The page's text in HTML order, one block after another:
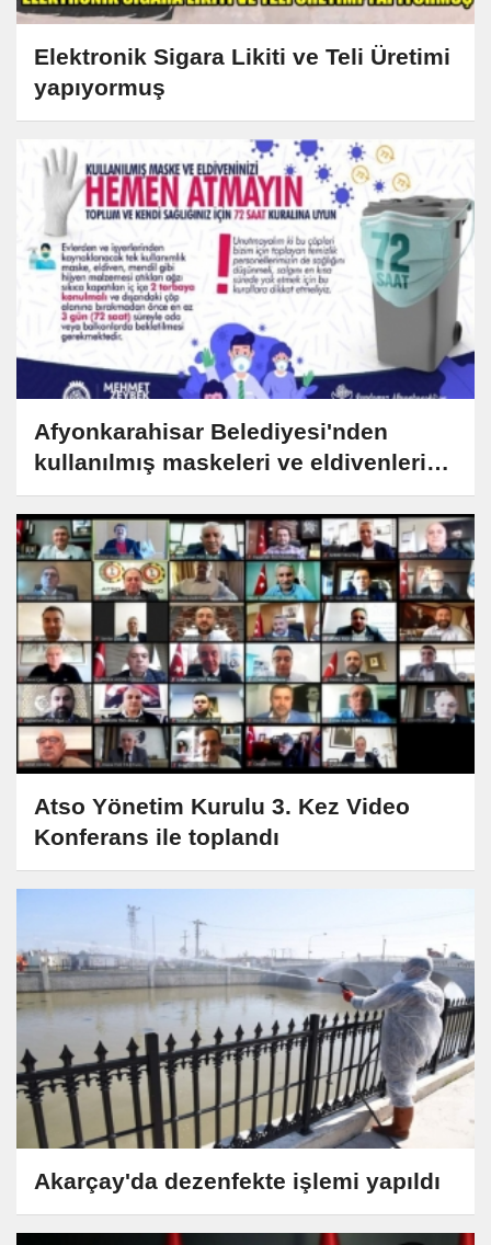
Elektronik Sigara Likiti ve Teli Üretimi
yapıyormuş
Afyonkarahisar Belediyesi'nden
kullanılmış maskeleri ve eldivenleri
atmayın
Atso Yönetim Kurulu 3. Kez Video
Konferans ile toplandı
Akarçay'da dezenfekte işlemi yapıldı